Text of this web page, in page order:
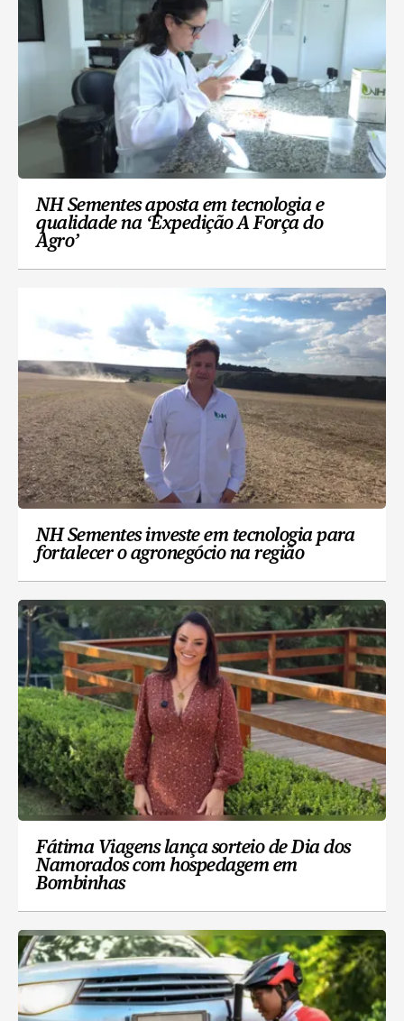
NH Sementes aposta em tecnologia e
qualidade na ‘Expedição A Força do
Agro’
NH Sementes investe em tecnologia para
fortalecer o agronegócio na região
Fátima Viagens lança sorteio de Dia dos
Namorados com hospedagem em
Bombinhas